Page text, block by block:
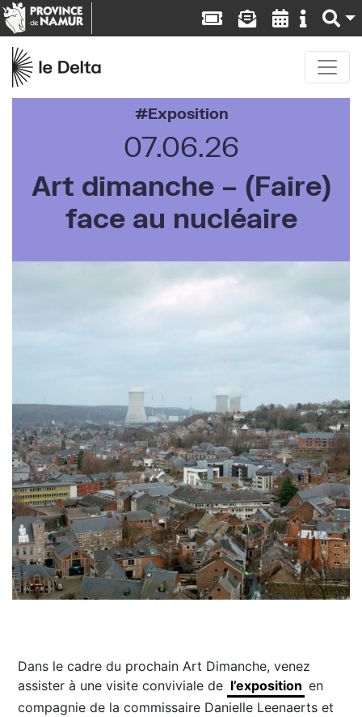
Exposition
07.06.26
Art dimanche – (Faire)
face au nucléaire
Dans le cadre du prochain Art Dimanche, venez
assister à une visite conviviale de l’exposition en
compagnie de la commissaire Danielle Leenaerts et